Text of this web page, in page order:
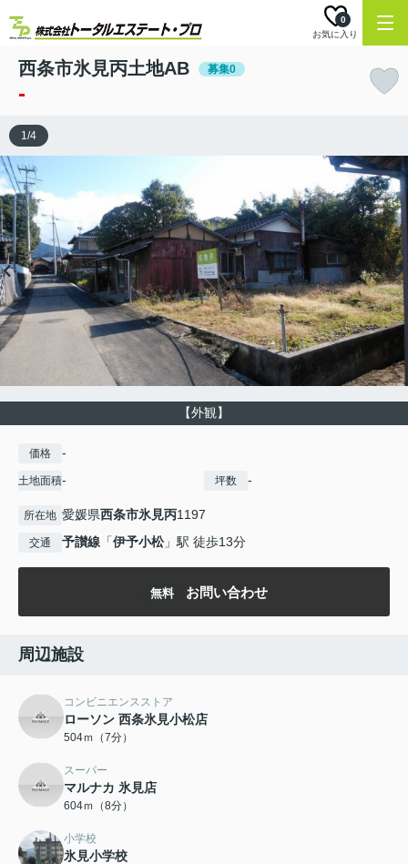
お気に入り
0
西条市氷見丙土地AB 募集0
-
【外観】
1/4
価格 -
土地面積- 坪数 -
所在地 愛媛県西条市氷見丙1197
交通 予讃線 「伊予小松」駅 徒歩13分
無料 お問い合わせ
周辺施設
コンビニエンスストア
ローソン 西条氷見小松店
504ｍ（7分）
スーパー
マルナカ 氷見店
604ｍ（8分）
小学校
氷見小学校